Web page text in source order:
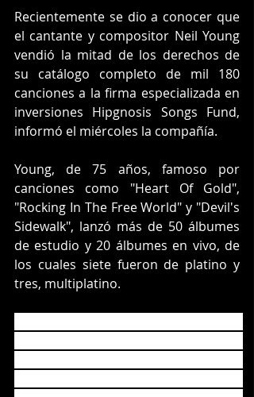
Recientemente se dio a conocer que
el cantante y compositor Neil Young
vendió la mitad de los derechos de
su catálogo completo de mil 180
canciones a la firma especializada en
inversiones Hipgnosis Songs Fund,
informó el miércoles la compañía.
Young, de 75 años, famoso por
canciones como "Heart Of Gold",
"Rocking In The Free World" y "Devil's
Sidewalk", lanzó más de 50 álbumes
de estudio y 20 álbumes en vivo, de
los cuales siete fueron de platino y
tres, multiplatino.